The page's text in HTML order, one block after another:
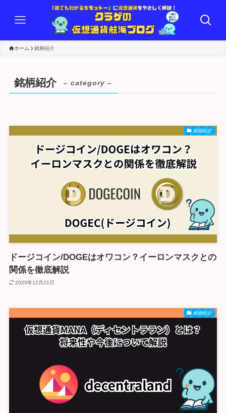
ホーム 銘柄紹介
銘柄紹介 – category –
銘柄紹介
ドージコイン/DOGEはオワコン？イーロンマスクとの
関係を徹底解説
2025年12月21日
銘柄紹介